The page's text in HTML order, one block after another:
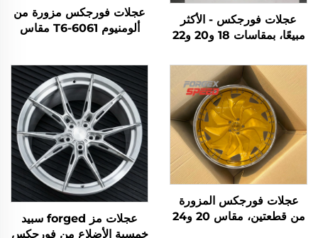
عجلات فورجكس - الأكثر
مبيعًا، بمقاسات 18 و20 و22
5x114.3 و5x120 و6x139.7،
عجلات مزورة حسب الطلب،
لجنوط السيارات السياحية
عجلات فورجكس مزورة من
ألومنيوم 6061-T6 مقاس
للطرق الوعرة، لسيارات
Chevrolet GMC
2500HD Silverado Ram
SUV
عجلات فورجكس المزورة
من قطعتين، مقاس 20 و24
عجلات مز forged سبيد
خمسية الأضلاع من فورجكس